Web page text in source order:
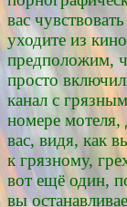
вас
уходите из
предположим,
просто
канал с
номере
вас, видя, как
к грязному,
вот ещё один,
вы